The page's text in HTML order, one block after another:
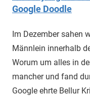
Google Doodle
Im Dezember sahen
Männlein innerhalb
Worum um alles in
mancher und fand
Google ehrte Bellur